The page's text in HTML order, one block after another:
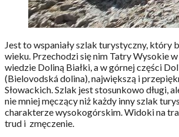
Jest to wspaniały szlak turystyczny, który
wieku. Przechodzi się nim Tatry Wysokie
wiedzie Doliną Białki, a w górnej części
(Bielovodská dolina), największą i
Słowackich. Szlak jest stosunkowo długi,
nie mniej męczący niż każdy inny szlak
charakterze wysokogórskim. Widoki na
trud i zmęczenie.